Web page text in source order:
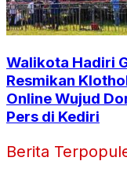
Walikota Hadiri
Resmikan
Online Wujud
Pers di Kediri
Berita